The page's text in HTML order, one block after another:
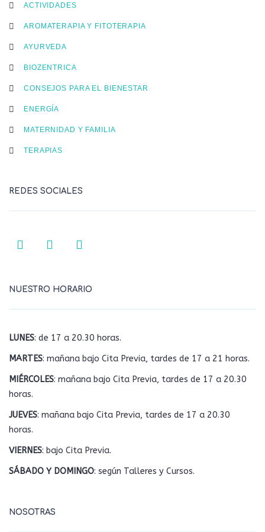
ACTIVIDADES
AROMATERAPIA Y FITOTERAPIA
AYURVEDA
BIOZENTRICA
CONSEJOS PARA EL BIENESTAR
ENERGÍA
MATERNIDAD Y FAMILIA
TERAPIAS
REDES SOCIALES
NUESTRO HORARIO
LUNES: de 17 a 20.30 horas.
MARTES: mañana bajo Cita Previa, tardes de 17 a 21 horas.
MIÉRCOLES: mañana bajo Cita Previa, tardes de 17 a 20.30
horas.
JUEVES: mañana bajo Cita Previa, tardes de 17 a 20.30
horas.
VIERNES: bajo Cita Previa.
SÁBADO Y DOMINGO: según Talleres y Cursos.
NOSOTRAS